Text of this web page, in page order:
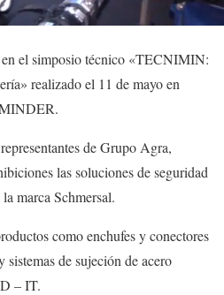
el simposio técnico «TECNIMIN:
realizado el 11 de mayo en
de Grupo Agra,
las soluciones de seguridad
marca Schmersal.
como enchufes y conectores
de sujeción de acero
– IT.